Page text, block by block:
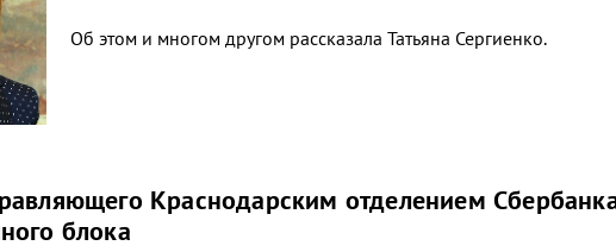
Об этом и многом другом рассказала Татьяна Сергиенко.
Краснодарским отделением
блока